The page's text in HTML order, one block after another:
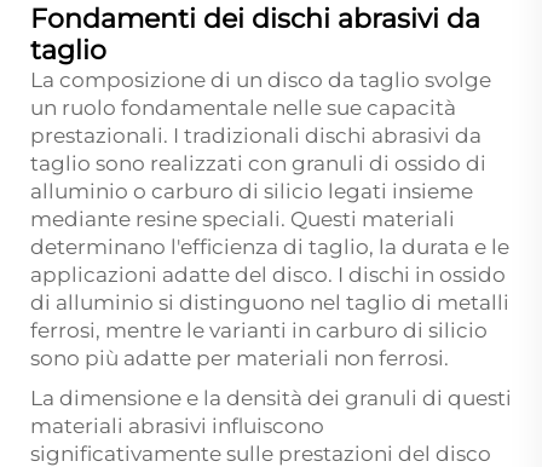
Fondamenti dei dischi abrasivi da
taglio
La composizione di un disco da taglio svolge
un ruolo fondamentale nelle sue capacità
prestazionali. I tradizionali dischi abrasivi da
taglio sono realizzati con granuli di ossido di
alluminio o carburo di silicio legati insieme
mediante resine speciali. Questi materiali
determinano l'efficienza di taglio, la durata e le
applicazioni adatte del disco. I dischi in ossido
di alluminio si distinguono nel taglio di metalli
ferrosi, mentre le varianti in carburo di silicio
sono più adatte per materiali non ferrosi.
La dimensione e la densità dei granuli di questi
materiali abrasivi influiscono
significativamente sulle prestazioni del disco